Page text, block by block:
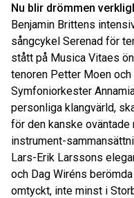
Nu blir drömmen
Benjamin Brittens
sångcykel Serenad för
stått på Musica Vitaes
tenoren Petter Moen
Symfoniorkester
personliga klangvärld,
för den kanske
instrument-
Lars-Erik Larssons
och Dag Wiréns
omtyckt, inte minst i